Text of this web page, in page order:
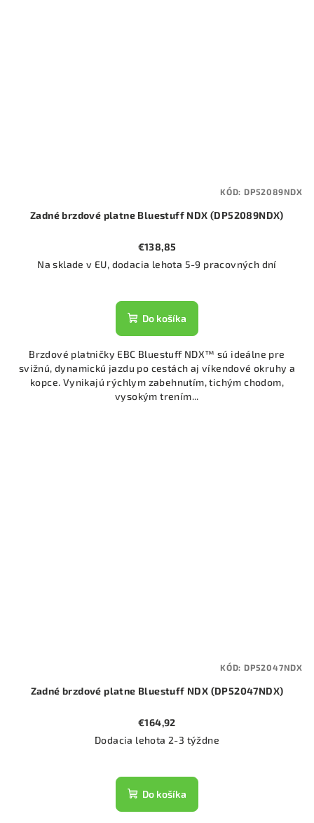
Zadné brzdové platne Bluestuff NDX (DP52089NDX)
€138,85
Na sklade v EU, dodacia lehota 5-9 pracovných dní
Do košíka
Brzdové platničky EBC Bluestuff NDX™ sú ideálne pre
svižnú, dynamickú jazdu po cestách aj víkendové okruhy a
kopce. Vynikajú rýchlym zabehnutím, tichým chodom,
vysokým trením...
KÓD: DP52089NDX
Zadné brzdové platne Bluestuff NDX (DP52047NDX)
€164,92
Dodacia lehota 2-3 týždne
Do košíka
KÓD: DP52047NDX